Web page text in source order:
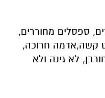
ספסלים מחוררים,
קשה,אדמה חרוכה,
לא גינה ולא